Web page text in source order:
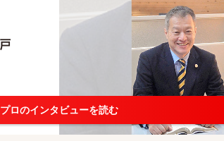
プロのインタビューを読む